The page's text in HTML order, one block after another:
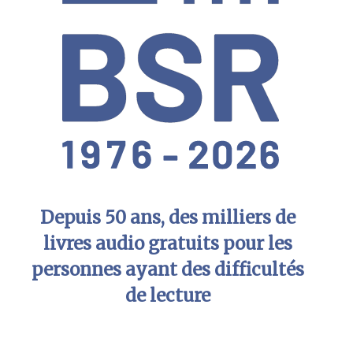
Depuis 50 ans, des milliers de
livres audio gratuits pour les
personnes ayant des difficultés
de lecture